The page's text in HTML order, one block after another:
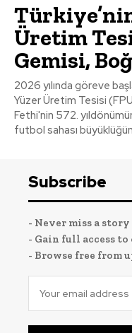
Üretim
Gemisi,
2026 yılında göreve
Yüzer Üretim Tesisi
Fethi'nin 572.
futbol sahası
Subscribe
- Never miss a
- Gain full access
- Browse free from